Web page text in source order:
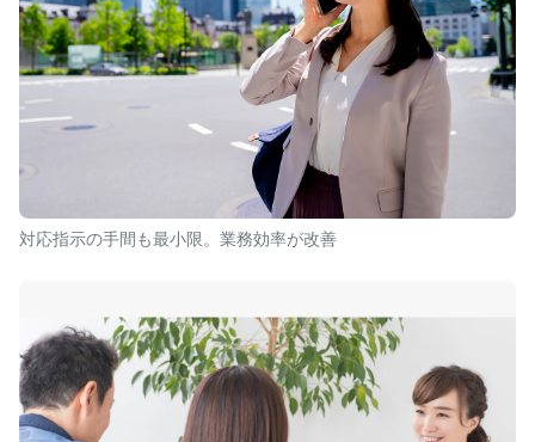
対応指示の手間も最小限。業務効率が改善